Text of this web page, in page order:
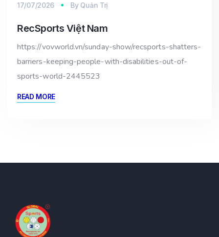
17/07/2026 By Quản Trị
RecSports Việt Nam
https://vovworld.vn/sunday-show/recsports-shatters-
barriers-keeping-people-with-disabilities-out-of-
sports-world-2445523
READ MORE